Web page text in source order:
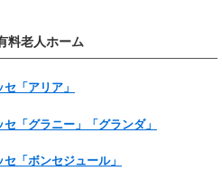
料老人ホーム
セ「アリア」
セ「グラニー」「グランダ」
セ「ボンセジュール」